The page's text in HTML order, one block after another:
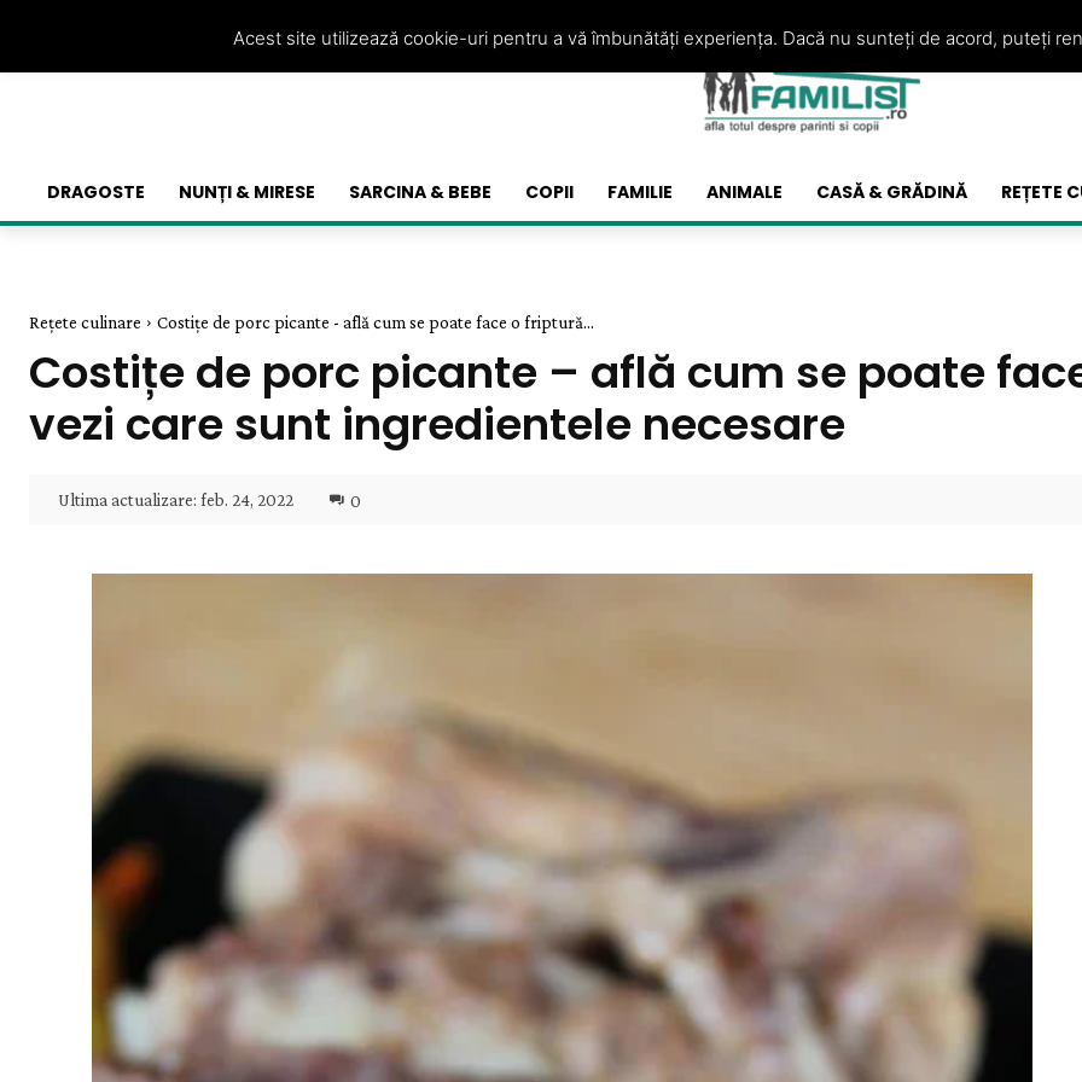
DRAGOSTE NUNȚI & MIRESE SARCINA & BEBE COPII FAMILIE ANIMALE CASĂ & GRĂDINĂ REȚETE
Rețete culinare Costițe de porc picante - află cum se poate face o friptură...
Costițe de porc picante – află cum se poate
vezi care sunt ingredientele necesare
Ultima actualizare: feb. 24, 2022 0
Acest site utilizează cookie-uri pentru a vă îmbunătăți experiența. Dacă nu sunteți de acord, puteți